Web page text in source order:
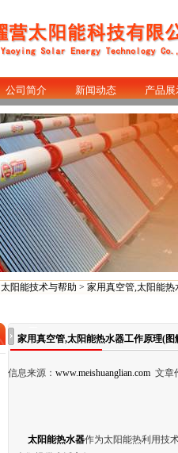
公司简介 新闻动态 产品展
太阳能技术与帮助 > 家用真空管,太阳能
家用真空管,太阳能热水器工作原理(
信息来源： www.meishuanglian.com 文章
太阳能热水器作为太阳能热利用技